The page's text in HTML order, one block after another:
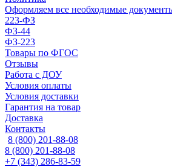
Оформляем все необходимые
223-ФЗ
ФЗ-44
ФЗ-223
Товары по ФГОС
Отзывы
Работа с ДОУ
Условия оплаты
Условия доставки
Гарантия на товар
Доставка
Контакты
8 (800) 201-88-08
8 (800) 201-88-08
+7 (343) 286-83-59